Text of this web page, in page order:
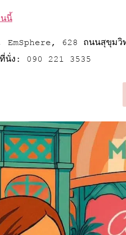
นนี้
628 ถนนสุขุมวิ
ที่นั่ง: 090 221 3535